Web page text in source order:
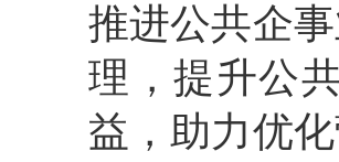
推进公共企
理，提升公
益，助力优